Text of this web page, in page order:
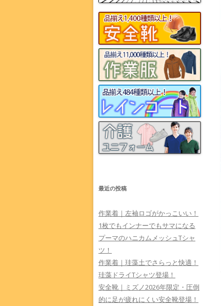
最近の投稿
作業着｜左袖ロゴがかっこいい！
1枚でもインナーでもサマになる
プーマのハニカムメッシュTシャ
ツ！
作業着｜珪藻土でさらっと快適！
珪藻ドライTシャツ登場！
安全靴｜ミズノ2026年限定・圧倒
的に足が疲れにくい安全靴登場！